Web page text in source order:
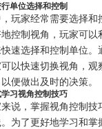
单位选择和控制
玩家经常需要选择和
控制视角，玩家可以
速选择和控制单位。
以快速切换视角，观
便做出及时的决策。
习视角控制技巧
说，掌握视角控制技
为了更好地学习和掌